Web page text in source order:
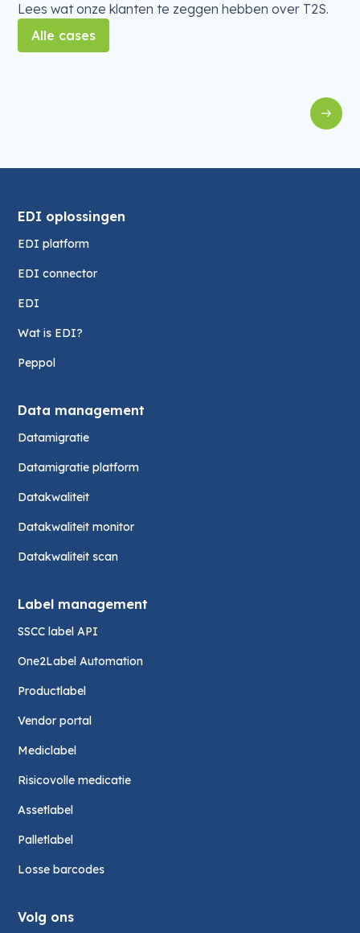
Lees wat onze klanten te zeggen hebben over T2S.
Alle cases
EDI oplossingen
EDI platform
EDI connector
EDI
Wat is EDI?
Peppol
Data management
Datamigratie
Datamigratie platform
Datakwaliteit
Datakwaliteit monitor
Datakwaliteit scan
Label management
SSCC label API
One2Label Automation
Productlabel
Vendor portal
Mediclabel
Risicovolle medicatie
Assetlabel
Palletlabel
Losse barcodes
Volg ons